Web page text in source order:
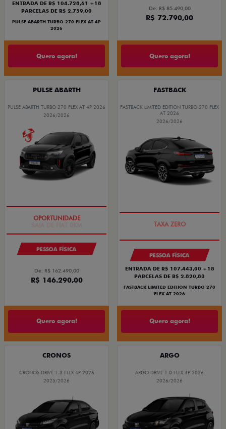
ENTRADA DE R$ 104.728,61 +18
PARCELAS DE R$ 2.759,00
PULSE ABARTH TURBO 270 FLEX AT 4P
2026
Quero agora!
De: R$ 85.490,00
R$ 72.790,00
Quero agora!
PULSE ABARTH
PULSE ABARTH TURBO 270 FLEX AT 4P 2026
2026/2026
PESSOA FÍSICA
De: R$ 162.490,00
R$ 146.290,00
Quero agora!
FASTBACK
FASTBACK LIMITED EDITION TURBO 270 FLEX
AT 2026
2026/2026
PESSOA FÍSICA
ENTRADA DE R$ 107.443,00 +18
PARCELAS DE R$ 2.820,83
FASTBACK LIMITED EDITION TURBO 270
FLEX AT 2026
Quero agora!
CRONOS
CRONOS DRIVE 1.3 FLEX 4P 2026
2025/2026
ARGO
ARGO DRIVE 1.0 FLEX 4P 2026
2026/2026